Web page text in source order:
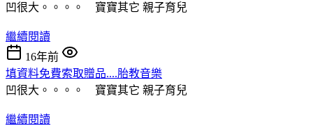
凹很大。。。。 寶寶其它 親子育兒
繼續閱讀
16年前
填資料免費索取贈品....胎教音樂
凹很大。。。。 寶寶其它 親子育兒
繼續閱讀